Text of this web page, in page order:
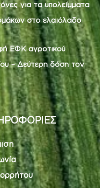
για τα υπολείμματα
στο ελαιόλαδο
ΕΦΚ αγροτικού
– Δεύτερη δόση τον